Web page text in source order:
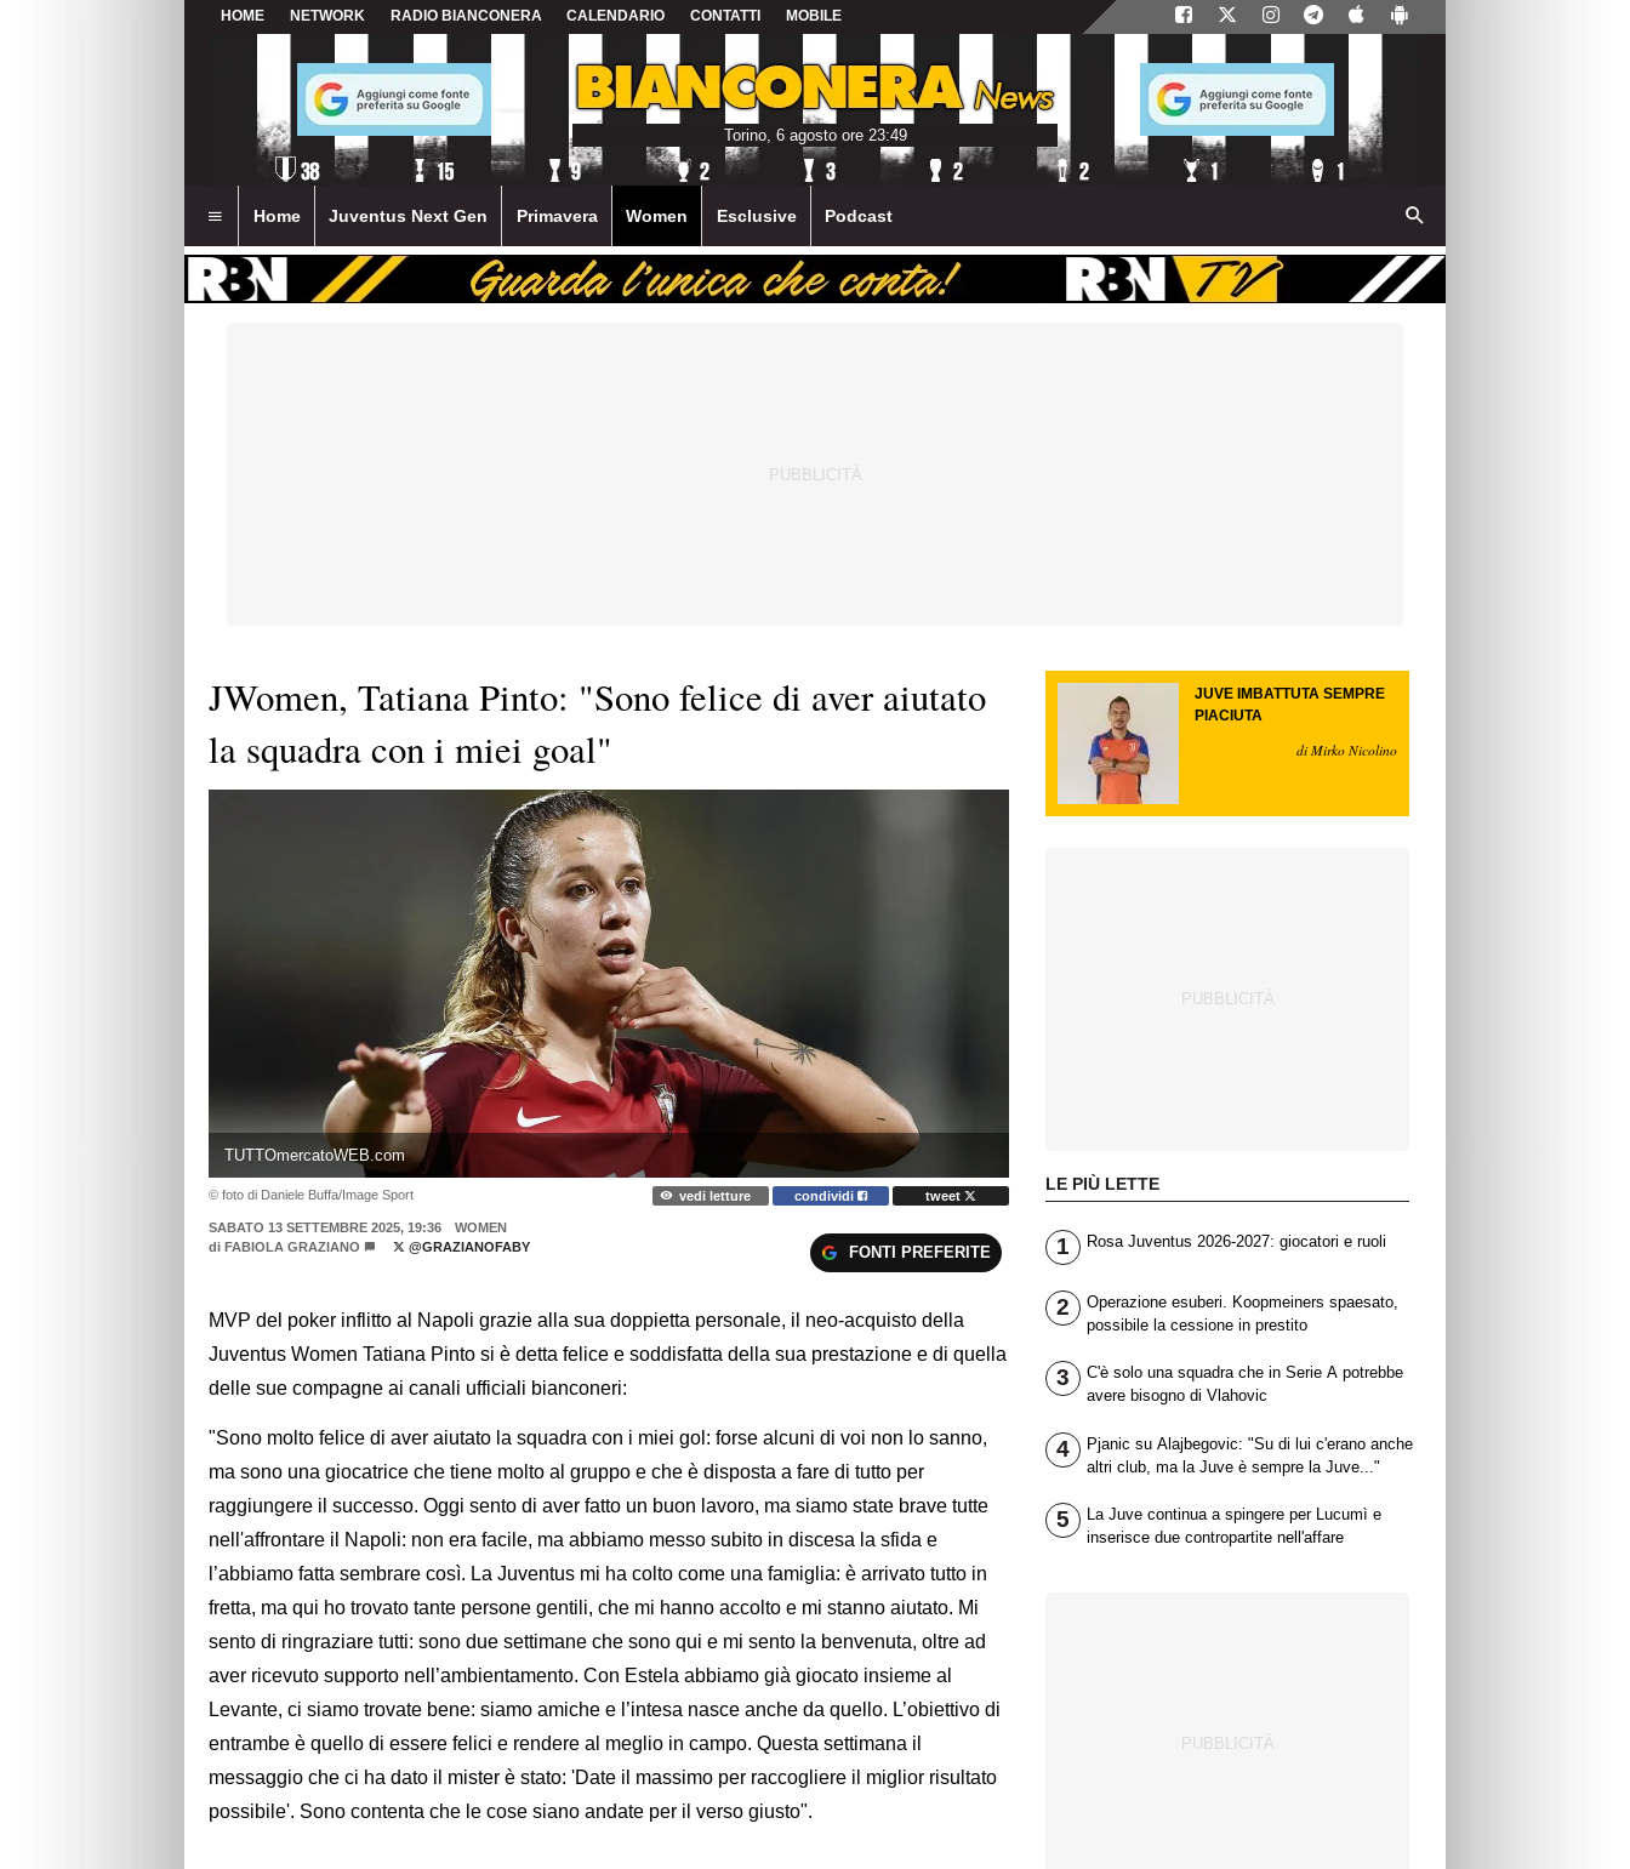
HOME NETWORK RADIO BIANCONERA CALENDARIO CONTATTI MOBILE
Torino, 6 agosto ore 23:49
Home Juventus Next Gen Primavera Women Esclusive Podcast
JWomen, Tatiana Pinto: "Sono felice di aver aiutato
la squadra con i miei goal"
TUTTOmercatoWEB.com
© foto di Daniele Buffa/Image Sport vedi letture condividi tweet
SABATO 13 SETTEMBRE 2025, 19:36
WOMEN
di FABIOLA GRAZIANO @GRAZIANOFABY FONTI PREFERITE
MVP del poker inflitto al Napoli grazie alla sua doppietta personale, il neo-acquisto della
Juventus Women Tatiana Pinto si è detta felice e soddisfatta della sua prestazione e di quella
delle sue compagne ai canali ufficiali bianconeri:
"Sono molto felice di aver aiutato la squadra con i miei gol: forse alcuni di voi non lo sanno,
ma sono una giocatrice che tiene molto al gruppo e che è disposta a fare di tutto per
raggiungere il successo. Oggi sento di aver fatto un buon lavoro, ma siamo state brave tutte
nell'affrontare il Napoli: non era facile, ma abbiamo messo subito in discesa la sfida e
l’abbiamo fatta sembrare così. La Juventus mi ha colto come una famiglia: è arrivato tutto in
fretta, ma qui ho trovato tante persone gentili, che mi hanno accolto e mi stanno aiutato. Mi
sento di ringraziare tutti: sono due settimane che sono qui e mi sento la benvenuta, oltre ad
aver ricevuto supporto nell’ambientamento. Con Estela abbiamo già giocato insieme al
Levante, ci siamo trovate bene: siamo amiche e l’intesa nasce anche da quello. L’obiettivo di
entrambe è quello di essere felici e rendere al meglio in campo. Questa settimana il
messaggio che ci ha dato il mister è stato: 'Date il massimo per raccogliere il miglior risultato
possibile'. Sono contenta che le cose siano andate per il verso giusto".
JUVE IMBATTUTA SEMPRE
PIACIUTA
di Mirko Nicolino
LE PIÙ LETTE
1 Rosa Juventus 2026-2027: giocatori e ruoli
2
Operazione esuberi. Koopmeiners spaesato,
possibile la cessione in prestito
3
C'è solo una squadra che in Serie A potrebbe
avere bisogno di Vlahovic
4
Pjanic su Alajbegovic: "Su di lui c'erano anche
altri club, ma la Juve è sempre la Juve..."
5
La Juve continua a spingere per Lucumì e
inserisce due contropartite nell'affare